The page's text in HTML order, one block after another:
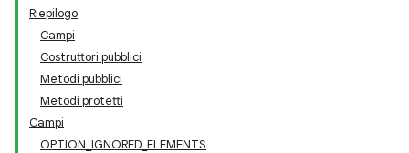
Riepilogo
Campi
Costruttori pubblici
Metodi pubblici
Metodi protetti
Campi
OPTION_IGNORED_ELEMENTS